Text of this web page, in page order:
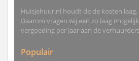
Huisjehuur.nl houdt de de kosten
Daarom vragen wij een zo laag
vergoeding per jaar aan de
Populair